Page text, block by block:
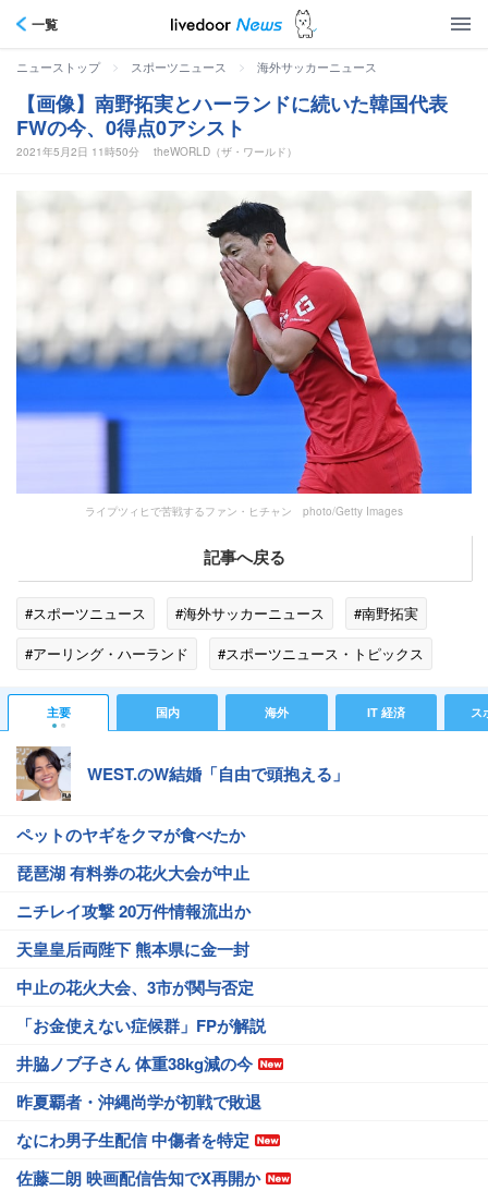
一覧
ニューストップ > スポーツニュース > 海外サッカーニュース
【画像】南野拓実とハーランドに続いた韓国代表
FWの今、0得点0アシスト
2021年5月2日 11時50分 theWORLD（ザ・ワールド）
ライプツィヒで苦戦するファン・ヒチャン photo/Getty Images
記事へ戻る
#スポーツニュース #海外サッカーニュース
#南野拓実
#アーリング・ハーランド
#スポーツニュース・トピックス
主要 国内 海外 IT 経済 ス
WEST.のW結婚「自由で頭抱える」
ペットのヤギをクマが食べたか
琵琶湖 有料券の花火大会が中止
ニチレイ攻撃 20万件情報流出か
天皇皇后両陛下 熊本県に金一封
中止の花火大会、3市が関与否定
「お金使えない症候群」FPが解説
井脇ノブ子さん 体重38kg減の今
昨夏覇者・沖縄尚学が初戦で敗退
なにわ男子生配信 中傷者を特定
佐藤二朗 映画配信告知でX再開か